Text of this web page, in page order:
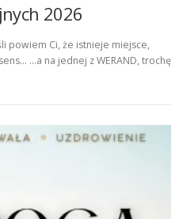
2026
powiem Ci, że istnieje miejsce,
…a na jednej z WERAND, trochę